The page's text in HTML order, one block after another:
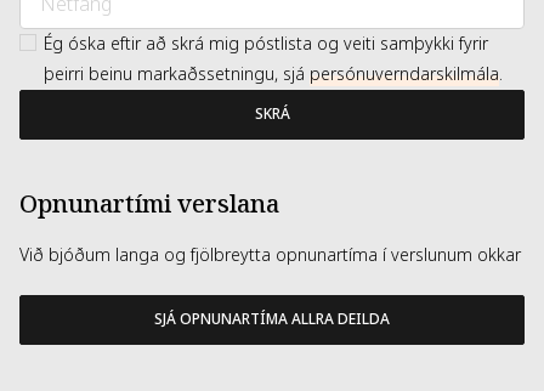
Ég óska eftir að skrá mig póstlista og veiti samþykki fyrir
þeirri beinu markaðssetningu, sjá persónuverndarskilmála.
SKRÁ
Opnunartími verslana
Við bjóðum langa og fjölbreytta opnunartíma í verslunum okkar
SJÁ OPNUNARTÍMA ALLRA DEILDA